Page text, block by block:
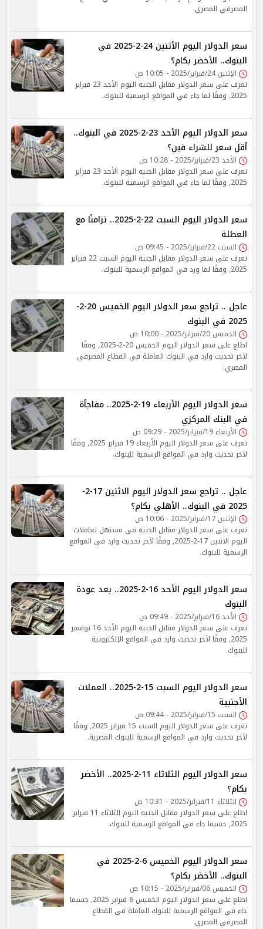
المصرفي المصري.
سعر الدولار اليوم الأثنين 24-2-2025 في
البنوك.. الأخضر بكام؟
الإثنين 24/فبراير/2025 - 10:05 ص
تعرف على سعر الدولار مقابل الجنيه اليوم الأحد 23 فبراير
2025, وفقًا لما جاء في المواقع الرسمية للبنوك.
سعر الدولار اليوم الأحد 23-2-2025 في البنوك..
أقل سعر للشراء فين؟
الأحد 23/فبراير/2025 - 10:28 ص
تعرف على سعر الدولار مقابل الجنيه اليوم الأحد 23 فبراير
2025, وفقًا لما جاء في المواقع الرسمية للبنوك.
سعر الدولار اليوم السبت 22-2-2025.. تزامنًا مع
العطلة
السبت 22/فبراير/2025 - 09:45 ص
تعرف على سعر الدولار مقابل الجنيه اليوم السبت 22 فبراير
2025, وفقًا لما ورد في المواقع الرسمية للبنوك.
عاجل .. تراجع سعر الدولار اليوم الخميس 20-2-
2025 في البنوك
الخميس 20/فبراير/2025 - 10:00 ص
اطلع على سعر الدولار اليوم الخميس 20-2-2025, وفقًا
لآخر تحديث وارد في البنوك العاملة في القطاع المصرفي
المصري:
سعر الدولار اليوم الأربعاء 19-2-2025.. مفاجأة
في البنك المركزي
الأربعاء 19/فبراير/2025 - 09:29 ص
تعرف على سعر الدولار اليوم الأربعاء 19 فبراير 2025, وفقًا
لآخر تحديث وارد في المواقع الرسمية للبنوك.
عاجل .. تراجع سعر الدولار اليوم الاثنين 17-2-
2025 في البنوك.. الأهلي بكام؟
الإثنين 17/فبراير/2025 - 10:06 ص
تعرف على سعر الدولار مقابل الجنيه في مستهل تعاملات
اليوم الاثنين 17-2-2025, وفقًا لآخر تحديث وارد في المواقع
الرسمية للبنوك.
سعر الدولار اليوم الأحد 16-2-2025.. بعد عودة
البنوك
الأحد 16/فبراير/2025 - 09:49 ص
تعرف على سعر الدولار مقابل الجنيه اليوم الأحد 16 نوفمبر
2025, وفقًا لآخر تحديث وارد في المواقع الإلكترونية
للبنوك.
سعر الدولار اليوم السبت 15-2-2025.. العملات
الأجنبية
السبت 15/فبراير/2025 - 09:44 ص
تعرف على سعر الدولار اليوم السبت 15 فبراير 2025, وفقًا
لآخر تحديث وارد في المواقع الرسمية للبنوك المصرية.
سعر الدولار اليوم الثلاثاء 11-2-2025.. الأخضر
بكام؟
الثلاثاء 11/فبراير/2025 - 10:31 ص
اطلع على سعر الدولار مقابل الجنيه اليوم الثلاثاء 11 فبراير
2025, حسبما جاء في المواقع الرسمية للبنوك.
سعر الدولار اليوم الخميس 6-2-2025 في
البنوك.. الأخضر بكام؟
الخميس 06/فبراير/2025 - 10:15 ص
اطلع على سعر الدولار اليوم الخميس 6 فبراير 2025, حسبما
جاء في المواقع الرسمية للبنوك العاملة في القطاع
المصرفي المصري.